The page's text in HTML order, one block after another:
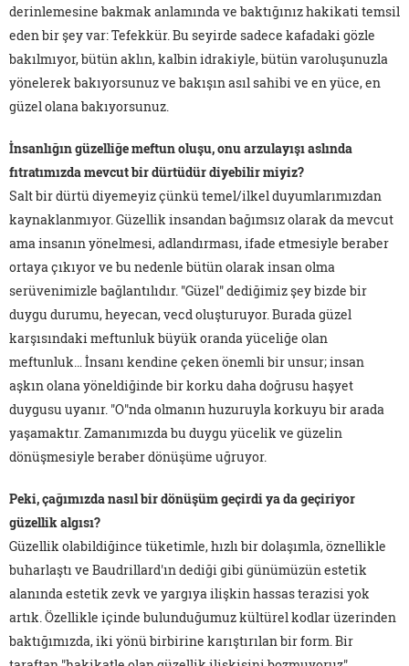
derinlemesine bakmak anlamında ve baktığınız hakikati temsil
eden bir şey var: Tefekkür. Bu seyirde sadece kafadaki gözle
bakılmıyor, bütün aklın, kalbin idrakiyle, bütün varoluşunuzla
yönelerek bakıyorsunuz ve bakışın asıl sahibi ve en yüce, en
güzel olana bakıyorsunuz.
İnsanlığın güzelliğe meftun oluşu, onu arzulayışı aslında
fıtratımızda mevcut bir dürtüdür diyebilir miyiz?
Salt bir dürtü diyemeyiz çünkü temel/ilkel duyumlarımızdan
kaynaklanmıyor. Güzellik insandan bağımsız olarak da mevcut
ama insanın yönelmesi, adlandırması, ifade etmesiyle beraber
ortaya çıkıyor ve bu nedenle bütün olarak insan olma
serüvenimizle bağlantılıdır. "Güzel" dediğimiz şey bizde bir
duygu durumu, heyecan, vecd oluşturuyor. Burada güzel
karşısındaki meftunluk büyük oranda yüceliğe olan
meftunluk… İnsanı kendine çeken önemli bir unsur; insan
aşkın olana yöneldiğinde bir korku daha doğrusu haşyet
duygusu uyanır. "O"nda olmanın huzuruyla korkuyu bir arada
yaşamaktır. Zamanımızda bu duygu yücelik ve güzelin
dönüşmesiyle beraber dönüşüme uğruyor.
Peki, çağımızda nasıl bir dönüşüm geçirdi ya da geçiriyor
güzellik algısı?
Güzellik olabildiğince tüketimle, hızlı bir dolaşımla, öznellikle
buharlaştı ve Baudrillard'ın dediği gibi günümüzün estetik
alanında estetik zevk ve yargıya ilişkin hassas terazisi yok
artık. Özellikle içinde bulunduğumuz kültürel kodlar üzerinden
baktığımızda, iki yönü birbirine karıştırılan bir form. Bir